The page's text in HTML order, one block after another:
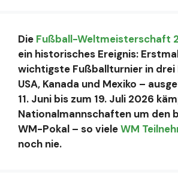
Die Fußball-Weltmeisterschaft
ein historisches Ereignis:
wichtigste Fußballturnier in drei
USA, Kanada und Mexiko –
11. Juni bis zum 19. Juli 2026
Nationalmannschaften um den
WM-Pokal – so vieleWM
noch nie.